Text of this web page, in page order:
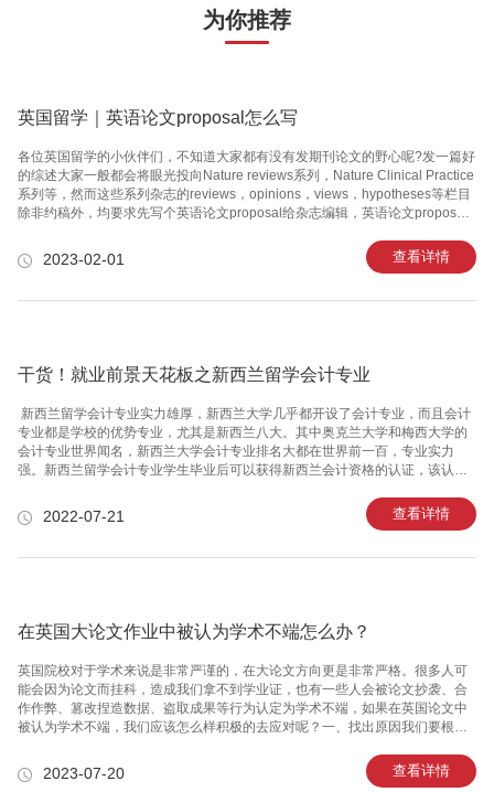
为你推荐
英国留学｜英语论文proposal怎么写
各位英国留学的小伙伴们，不知道大家都有没有发期刊论文的野心呢?发一篇好
的综述大家一般都会将眼光投向Nature reviews系列，Nature Clinical Practice
系列等，然而这些系列杂志的reviews，opinions，views，hypotheses等栏目
除非约稿外，均要求先写个英语论文proposal给杂志编辑，英语论文proposal
用的模板跟cover letter差不多。首先说明你为什么要选这个topic，以及你是如
何展开这个topic的(理论上来说应该英语论文proposal通过再开始写文稿，那么
2023-02-01 查看详情
干货！就业前景天花板之新西兰留学会计专业
新西兰留学会计专业实力雄厚，新西兰大学几乎都开设了会计专业，而且会计
专业都是学校的优势专业，尤其是新西兰八大。其中奥克兰大学和梅西大学的
会计专业世界闻名，新西兰大学会计专业排名大都在世界前一百，专业实力
强。新西兰留学会计专业学生毕业后可以获得新西兰会计资格的认证，该认证
业，并且就业机会多，将来可在审计、工商企业财务部门、金融机构、会计师
事务所、税务部门、财政等单位从事财务和财务管理工作。另外，还能在世界
2022-07-21 查看详情
在英国大论文作业中被认为学术不端怎么办？
英国院校对于学术来说是非常严谨的，在大论文方向更是非常严格。很多人可
能会因为论文而挂科，造成我们拿不到学业证，也有一些人会被论文抄袭、合
作作弊、篡改捏造数据、盗取成果等行为认定为学术不端，如果在英国论文中
被认为学术不端，我们应该怎么样积极的去应对呢？一、找出原因我们要根据
个是我们必须要知道，我们必须要了解到自己到底是什么原因会被人认为是学
术不端行为，作弊？抄袭？考试不端？当我们知道原因时，我们要根据调查结
2023-07-20 查看详情